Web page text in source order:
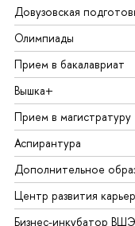
Довузовская
Олимпиады
Прием в бакалавриат
Вышка+
Прием в магистратуру
Аспирантура
Дополнительное
Центр развития
Бизнес-инкубатор ВШЭ